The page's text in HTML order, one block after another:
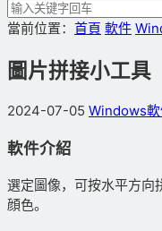
當前位置： 首頁 軟件
圖片拼接小工具
2024-07-05 Windows
軟件介紹
選定圖像，可按水平方向
顔色。